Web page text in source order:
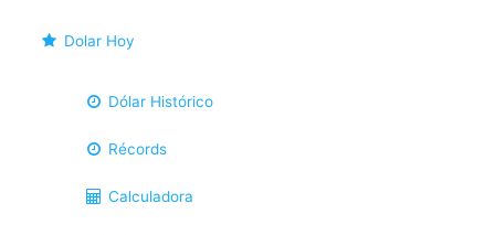
Dolar Hoy
Dólar Histórico
Récords
Calculadora